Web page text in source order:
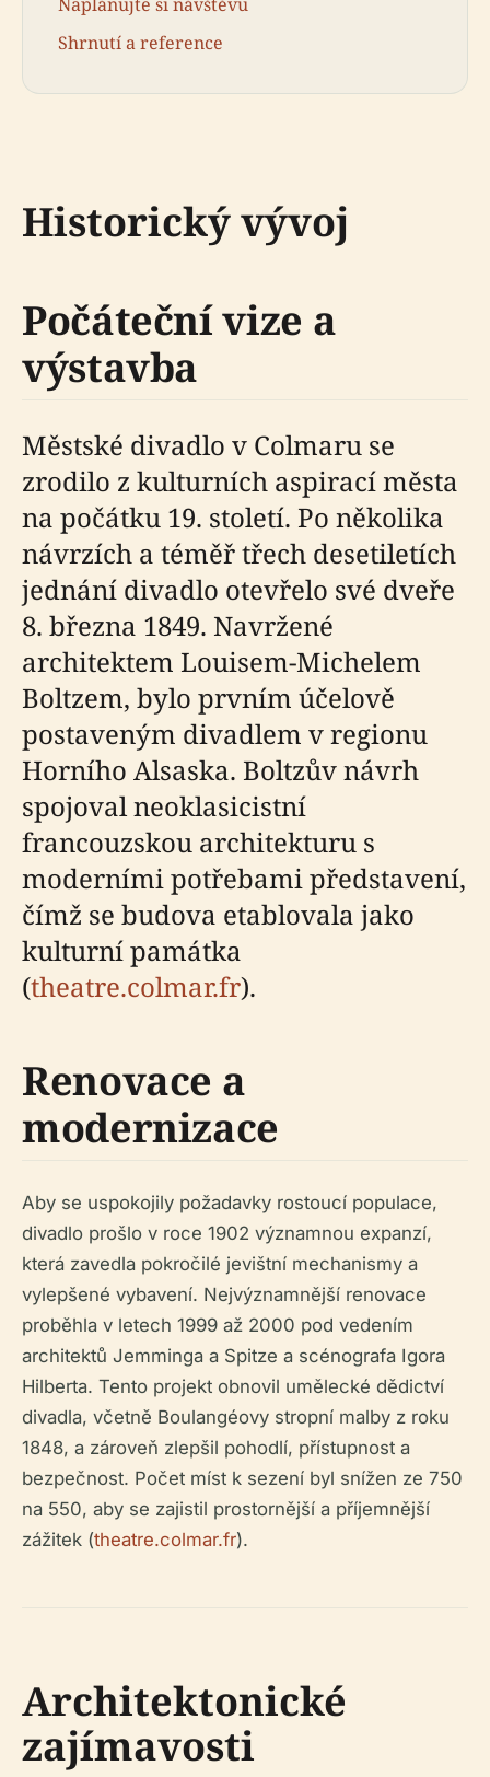
Shrnutí a reference
Historický vývoj
Počáteční vize a
výstavba
Městské divadlo v Colmaru se
zrodilo z kulturních aspirací města
na počátku 19. století. Po několika
návrzích a téměř třech desetiletích
jednání divadlo otevřelo své dveře
8. března 1849. Navržené
architektem Louisem-Michelem
Boltzem, bylo prvním účelově
postaveným divadlem v regionu
Horního Alsaska. Boltzův návrh
spojoval neoklasicistní
francouzskou architekturu s
moderními potřebami představení,
čímž se budova etablovala jako
kulturní památka
(theatre.colmar.fr).
Renovace a
modernizace
Aby se uspokojily požadavky rostoucí populace,
divadlo prošlo v roce 1902 významnou expanzí,
která zavedla pokročilé jevištní mechanismy a
vylepšené vybavení. Nejvýznamnější renovace
proběhla v letech 1999 až 2000 pod vedením
architektů Jemminga a Spitze a scénografa Igora
Hilberta. Tento projekt obnovil umělecké dědictví
divadla, včetně Boulangéovy stropní malby z roku
1848, a zároveň zlepšil pohodlí, přístupnost a
bezpečnost. Počet míst k sezení byl snížen ze 750
na 550, aby se zajistil prostornější a příjemnější
zážitek (theatre.colmar.fr).
Architektonické
zajímavosti